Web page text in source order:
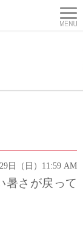
日（日）11:59 AM
暑さが戻って